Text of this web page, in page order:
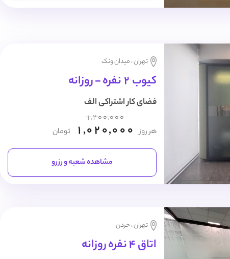
تهران ، میدان ونک
کیوب 2 نفره - روزانه
فضای کار اشتراکی الف
هر روز
1,200,000
1,020,000 تومان
مشاهده شعبه و رزرو
تهران ، جردن
اتاق 4 نفره روزانه